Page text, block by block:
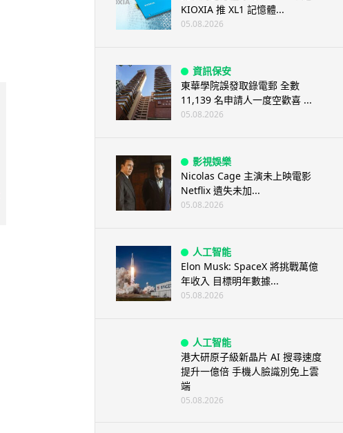
KIOXIA 推 XL1 記憶體...
05.08.2026
資訊保安
東華學院誤發取錄電郵 全數
11,139 名申請人一度空歡喜 ...
05.08.2026
影視娛樂
Nicolas Cage 主演未上映電影
Netflix 遺失未加...
05.08.2026
人工智能
Elon Musk: SpaceX 將挑戰萬億
年收入 目標明年數據...
05.08.2026
人工智能
港大研原子級新晶片 AI 搜尋速度
提升一億倍 手機人臉識別免上雲
端
05.08.2026